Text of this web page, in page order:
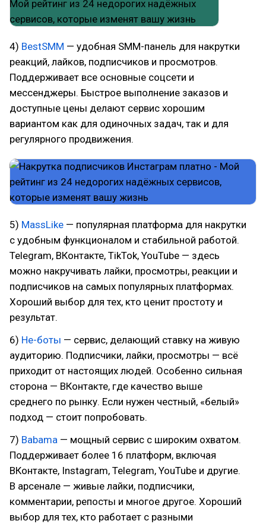
4) BestSMM — удобная SMM-панель для накрутки
реакций, лайков, подписчиков и просмотров.
Поддерживает все основные соцсети и
мессенджеры. Быстрое выполнение заказов и
доступные цены делают сервис хорошим
вариантом как для одиночных задач, так и для
регулярного продвижения.
5) MassLike — популярная платформа для накрутки
с удобным функционалом и стабильной работой.
Telegram, ВКонтакте, TikTok, YouTube — здесь
можно накручивать лайки, просмотры, реакции и
подписчиков на самых популярных платформах.
Хороший выбор для тех, кто ценит простоту и
результат.
6) Не-боты — сервис, делающий ставку на живую
аудиторию. Подписчики, лайки, просмотры — всё
приходит от настоящих людей. Особенно сильная
сторона — ВКонтакте, где качество выше
среднего по рынку. Если нужен честный, «белый»
подход — стоит попробовать.
7) Babama — мощный сервис с широким охватом.
Поддерживает более 16 платформ, включая
ВКонтакте, Instagram, Telegram, YouTube и другие.
В арсенале — живые лайки, подписчики,
комментарии, репосты и многое другое. Хороший
выбор для тех, кто работает с разными